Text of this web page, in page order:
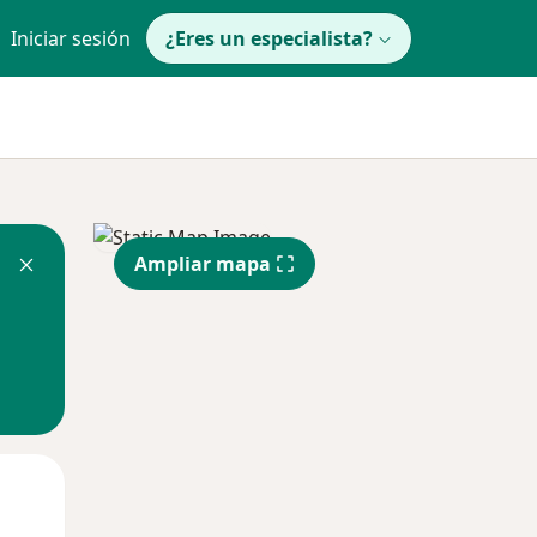
Iniciar sesión ¿Eres un especialista?
Ampliar mapa